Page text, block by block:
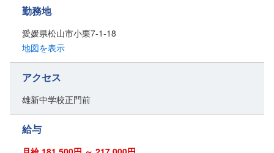
勤務地
愛媛県松山市小栗7-1-18
地図を表示
アクセス
雄新中学校正門前
給与